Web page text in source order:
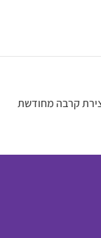
קרבה מחודשת